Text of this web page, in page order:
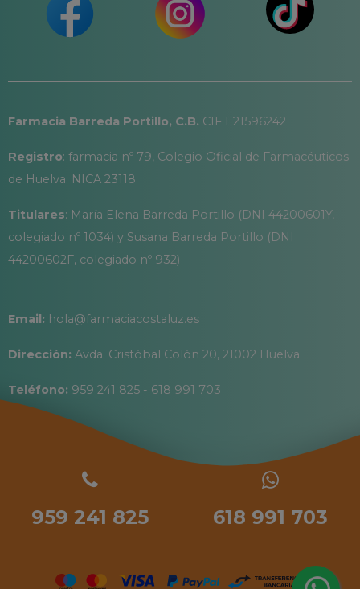
Farmacia Barreda Portillo, C.B. CIF E21596242
Registro: farmacia nº 79, Colegio Oficial de Farmacéuticos
de Huelva. NICA 23118
Titulares: María Elena Barreda Portillo (DNI 44200601Y,
colegiado nº 1034) y Susana Barreda Portillo (DNI
44200602F, colegiado nº 932)
Email: hola@farmaciacostaluz.es
Dirección: Avda. Cristóbal Colón 20, 21002 Huelva
Teléfono: 959 241 825 - 618 991 703
959 241 825 618 991 703